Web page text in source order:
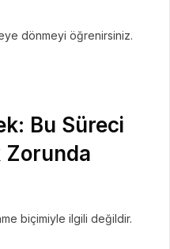
dönmeyi öğrenirsiniz.
Bu Süreci
Zorunda
biçimiyle ilgili değildir.